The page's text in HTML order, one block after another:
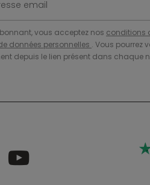
vous acceptez nos conditions
données personnelles . Vous pourrez
depuis le lien présent dans chaque